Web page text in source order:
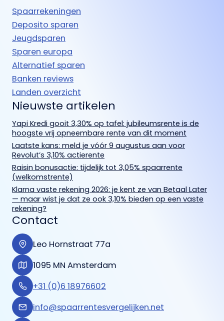
Spaarrekeningen
Deposito sparen
Jeugdsparen
Sparen europa
Alternatief sparen
Banken reviews
Landen overzicht
Nieuwste artikelen
Yapi Kredi gooit 3,30% op tafel: jubileumsrente is de
hoogste vrij opneembare rente van dit moment
Laatste kans: meld je vóór 9 augustus aan voor
Revolut’s 3,10% actierente
Raisin bonusactie: tijdelijk tot 3,05% spaarrente
(welkomstrente)
Klarna vaste rekening 2026: je kent ze van Betaal Later
— maar wist je dat ze ook 3,10% bieden op een vaste
rekening?
Contact
Leo Hornstraat 77a
1095 MN Amsterdam
+31 (0)6 18976602
info@spaarrentesvergelijken.net